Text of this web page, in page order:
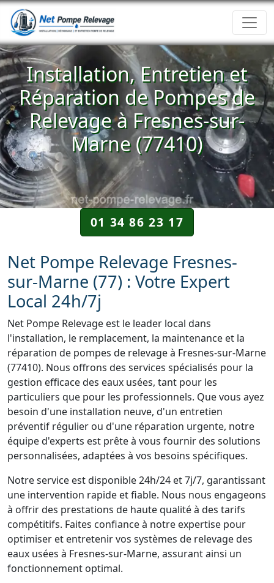
Installation, Entretien et
Réparation de Pompes de
Relevage à Fresnes-sur-
Marne (77410)
01 34 86 23 17
Net Pompe Relevage Fresnes-
sur-Marne (77) : Votre Expert
Local 24h/7j
Net Pompe Relevage est le leader local dans
l'installation, le remplacement, la maintenance et la
réparation de pompes de relevage à Fresnes-sur-Marne
(77410). Nous offrons des services spécialisés pour la
gestion efficace des eaux usées, tant pour les
particuliers que pour les professionnels. Que vous ayez
besoin d'une installation neuve, d'un entretien
préventif régulier ou d'une réparation urgente, notre
équipe d'experts est prête à vous fournir des solutions
personnalisées, adaptées à vos besoins spécifiques.
Notre service est disponible 24h/24 et 7j/7, garantissant
une intervention rapide et fiable. Nous nous engageons
à offrir des prestations de haute qualité à des tarifs
compétitifs. Faites confiance à notre expertise pour
optimiser et entretenir vos systèmes de relevage des
eaux usées à Fresnes-sur-Marne, assurant ainsi un
fonctionnement optimal.